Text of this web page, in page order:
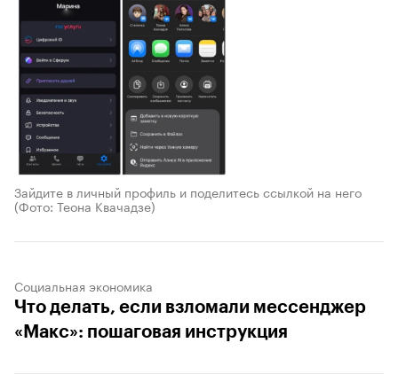
Зайдите в личный профиль и поделитесь ссылкой на него
(Фото: Теона Квачадзе)
Социальная экономика
Что делать, если взломали мессенджер
«Макс»: пошаговая инструкция